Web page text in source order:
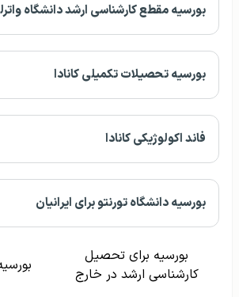
بورسیه مقطع کارشناسی ارشد دانشگاه
بورسیه تحصیلات تکمیلی کانادا
فاند اکولوژیکی کانادا
بورسیه دانشگاه تورنتو برای ایرانیان
بورسیه برای تحصیل
کارشناسی ارشد در خارج